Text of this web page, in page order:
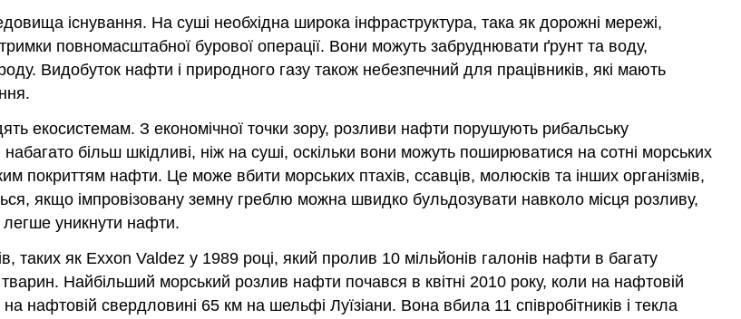
існування. На суші необхідна широка інфраструктура, така як дорожні мережі,
повномасштабної бурової операції. Вони можуть забруднювати ґрунт та воду,
Видобуток нафти і природного газу також небезпечний для працівників, які мають
екосистемам. З економічної точки зору, розливи нафти порушують рибальську
більш шкідливі, ніж на суші, оскільки вони можуть поширюватися на сотні морських
покриттям нафти. Це може вбити морських птахів, ссавців, молюсків та інших організмів,
якщо імпровізовану земну греблю можна швидко бульдозувати навколо місця розливу,
легше уникнути нафти.
таких як Exxon Valdez у 1989 році, який пролив 10 мільйонів галонів нафти в багату
Найбільший морський розлив нафти почався в квітні 2010 року, коли на нафтовій
нафтовій свердловині 65 км на шельфі Луїзіани. Вона вбила 11 співробітників і текла